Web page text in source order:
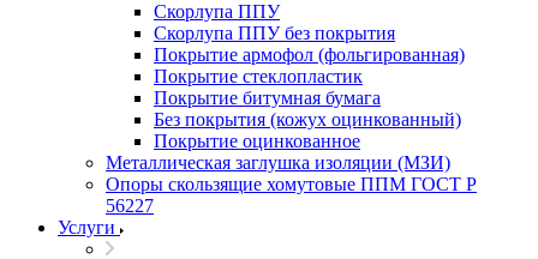
Скорлупа ППУ
Скорлупа ППУ без покрытия
Покрытие армофол (фольгированная)
Покрытие стеклопластик
Покрытие битумная бумага
Без покрытия (кожух оцинкованный)
Покрытие оцинкованное
Металлическая заглушка изоляции (МЗИ)
Опоры скользящие хомутовые ППМ ГОСТ Р
56227
Услуги